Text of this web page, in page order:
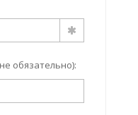
обязательно):